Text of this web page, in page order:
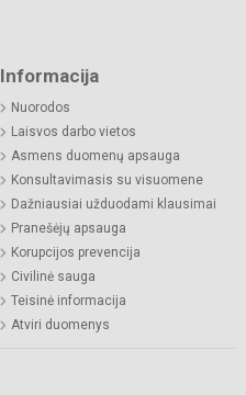
Informacija
Nuorodos
Laisvos darbo vietos
Asmens duomenų apsauga
Konsultavimasis su visuomene
Dažniausiai užduodami klausimai
Pranešėjų apsauga
Korupcijos prevencija
Civilinė sauga
Teisinė informacija
Atviri duomenys